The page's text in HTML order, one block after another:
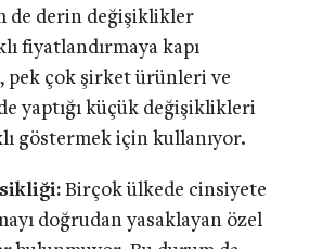
de derin değişiklikler
fiyatlandırmaya kapı
pek çok şirket ürünleri ve
yaptığı küçük değişiklikleri
göstermek için kullanıyor.
Birçok ülkede cinsiyete
doğrudan yasaklayan özel